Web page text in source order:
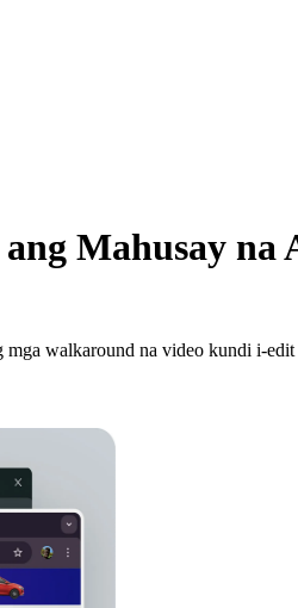
Mahusay
walkaround na video kundi i-